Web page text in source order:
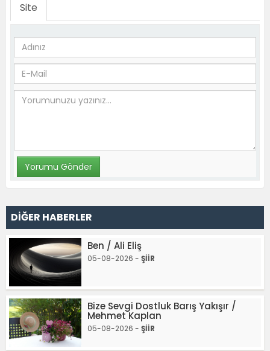
Site
DİĞER HABERLER
Ben / Ali Eliş
05-08-2026 - ŞİİR
Bize Sevgi Dostluk Barış Yakışır /
Mehmet Kaplan
05-08-2026 - ŞİİR